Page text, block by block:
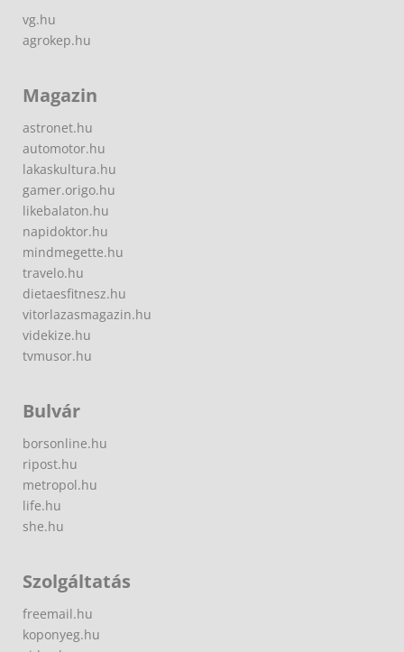
vg.hu
agrokep.hu
Magazin
astronet.hu
automotor.hu
lakaskultura.hu
gamer.origo.hu
likebalaton.hu
napidoktor.hu
mindmegette.hu
travelo.hu
dietaesfitnesz.hu
vitorlazasmagazin.hu
videkize.hu
tvmusor.hu
Bulvár
borsonline.hu
ripost.hu
metropol.hu
life.hu
she.hu
Szolgáltatás
freemail.hu
koponyeg.hu